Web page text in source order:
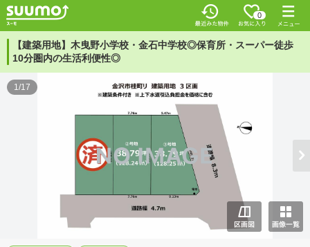
0
【建築用地】木曳野小学校・金石中学校◎保育所・スーパー徒歩
10分圏内の生活利便性◎
1/17